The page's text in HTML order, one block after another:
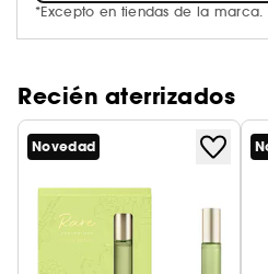
*Excepto en tiendas de la marca.
Recién aterrizados
Novedad